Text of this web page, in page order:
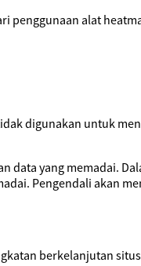
penggunaan alat
digunakan untuk
yang memadai.
Pengendali akan
berkelanjutan